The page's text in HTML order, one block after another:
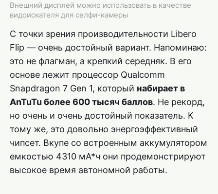
Внешний дисплей можно использовать в качестве
видоискателя для селфи-камеры
С точки зрения производительности Libero
Flip — очень достойный вариант. Напоминаю:
это не флагман, а крепкий середняк. В его
основе лежит процессор Qualcomm
Snapdragon 7 Gen 1, который набирает в
AnTuTu более 600 тысяч баллов. Не рекорд,
но очень и очень достойный показатель. К
тому же, это довольно энергоэффективный
чипсет. Вкупе со встроенным аккумулятором
емкостью 4310 мА*ч они продемонстрируют
высокое время автономной работы.